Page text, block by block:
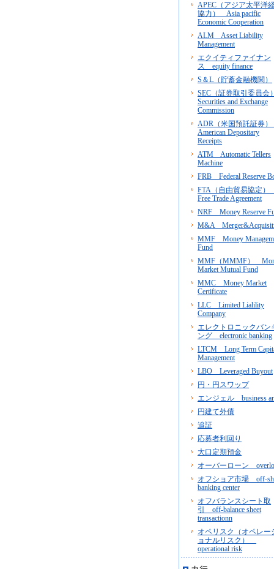
APEC（アジア太平洋
協力） Asia pacific
Economic Cooperation
ALM Asset Liability
Management
エクイティファイナン
ス equity finance
S＆L（貯蓄金融機関）
SEC（証券取引委員会
Securities and Exchange
Commission
ADR（米国預託証券
American Depositary
Receipts
ATM Automatic Tellers
Machine
FRB Federal Reserve
FTA（自由貿易協定）
Free Trade Agreement
NRF Money Reserve
M&A
MMF Money
Fund
MMF（MMMF）
Market Mutual Fund
MMC Money Market
Certificate
LLC Limited Lialility
Company
エレクトロニックバン
ング electronic banking
LTCM Long Term
Management
LBO Leveraged Buyout
円・円スワップ
エンジェル business
円建て外債
追証
応募者利回り
大口定期預金
オーバーローン
オフショア市場 off-
banking center
オフバランスシート取
引 off-balance sheet
transactionn
オペリスク（オペレー
ョナルリスク）
operational risk